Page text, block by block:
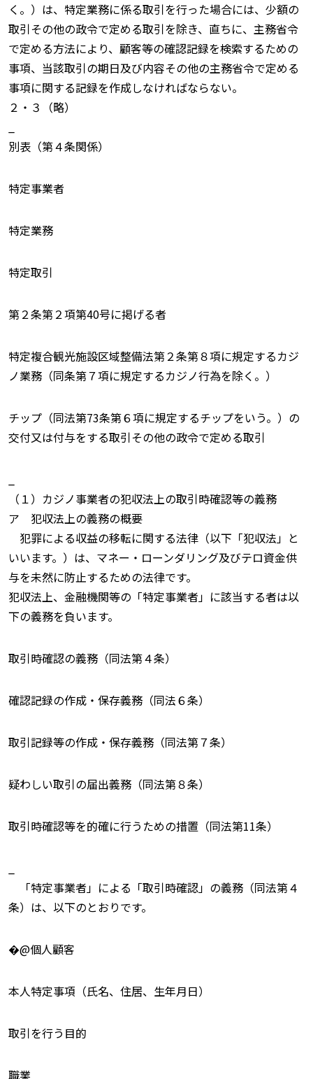
く。）は、特定業務に係る取引を行った場合には、少額の
取引その他の政令で定める取引を除き、直ちに、主務省令
で定める方法により、顧客等の確認記録を検索するための
事項、当該取引の期日及び内容その他の主務省令で定める
事項に関する記録を作成しなければならない。
２・３（略）
別表（第４条関係）
特定事業者
特定業務
特定取引
第２条第２項第40号に掲げる者
特定複合観光施設区域整備法第２条第８項に規定するカジ
ノ業務（同条第７項に規定するカジノ行為を除く。）
チップ（同法第73条第６項に規定するチップをいう。）の
交付又は付与をする取引その他の政令で定める取引
（１）カジノ事業者の犯収法上の取引時確認等の義務
ア 犯収法上の義務の概要
犯罪による収益の移転に関する法律（以下「犯収法」と
いいます。）は、マネー・ローンダリング及びテロ資金供
与を未然に防止するための法律です。
犯収法上、金融機関等の「特定事業者」に該当する者は以
下の義務を負います。
取引時確認の義務（同法第４条）
確認記録の作成・保存義務（同法６条）
取引記録等の作成・保存義務（同法第７条）
疑わしい取引の届出義務（同法第８条）
取引時確認等を的確に行うための措置（同法第11条）
「特定事業者」による「取引時確認」の義務（同法第４
条）は、以下のとおりです。
�@個人顧客
本人特定事項（氏名、住居、生年月日）
取引を行う目的
職業